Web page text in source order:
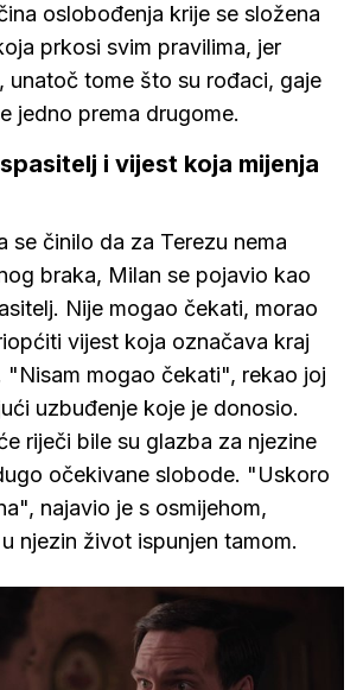
oslobođenja krije se složena
prkosi svim pravilima, jer
, unatoč tome što su rođaci, gaje
jedno prema drugome.
i vijest koja mijenja
se činilo da za Terezu nema
braka, Milan se pojavio kao
Nije mogao čekati, morao
vijest koja označava kraj
"Nisam mogao čekati", rekao joj
uzbuđenje koje je donosio.
riječi bile su glazba za njezine
očekivane slobode. "Uskoro
najavio je s osmijehom,
njezin život ispunjen tamom.